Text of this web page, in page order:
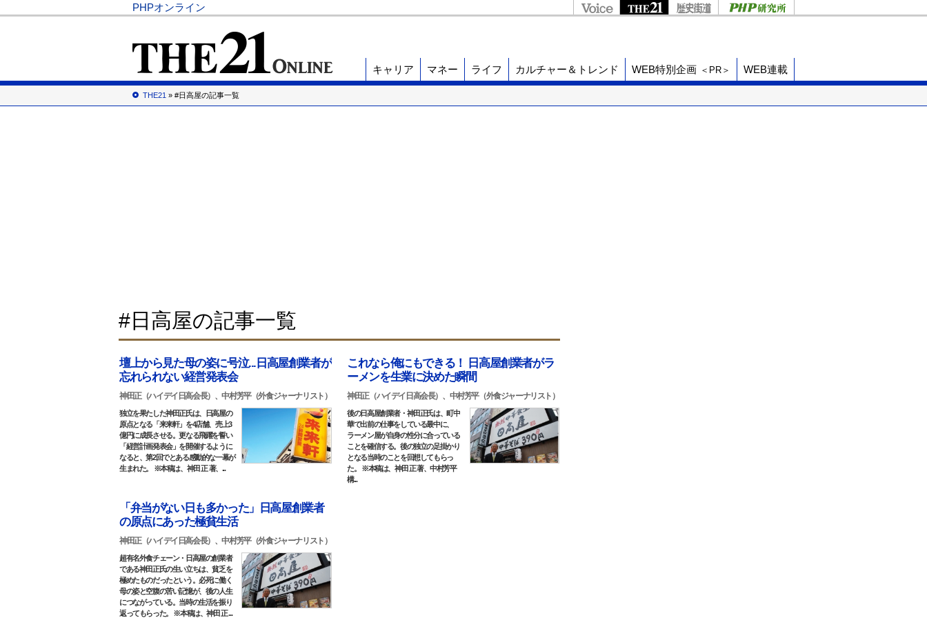
PHPオンライン
キャリア マネー ライフ カルチャー＆トレンド WEB特別企画 ＜PR＞ WEB連載
THE21 » #日高屋の記事一覧
#日高屋の記事一覧
壇上から見た母の姿に号泣...日高屋創業者が
忘れられない経営発表会
神田正（ハイデイ日高会長）、中村芳平（外食ジャーナリスト）
独立を果たした神田正氏は、日高屋の
原点となる「来来軒」を4店舗、売上3
億円に成長させる。更なる飛躍を誓い
「経営計画発表会」を開催するように
なると、第2回でとある感動的な一幕が
生まれた。 ※本稿は、神田 正 著、...
これなら俺にもできる！ 日高屋創業者がラ
ーメンを生業に決めた瞬間
神田正（ハイデイ日高会長）、中村芳平（外食ジャーナリスト）
後の日高屋創業者・神田正氏は、町中
華で出前の仕事をしている最中に、
ラーメン屋が自身の性分に合っている
ことを確信する。後の独立の足掛かり
となる当時のことを回想してもらっ
た。 ※本稿は、神田 正 著、中村芳平
構...
「弁当がない日も多かった」日高屋創業者
の原点にあった極貧生活
神田正（ハイデイ日高会長）、中村芳平（外食ジャーナリスト）
超有名外食チェーン・日高屋の創業者
である神田正氏の生い立ちは、貧乏を
極めたものだったという。必死に働く
母の姿と空腹の苦い記憶が、後の人生
につながっている。当時の生活を振り
返ってもらった。 ※本稿は、神田 正 ...